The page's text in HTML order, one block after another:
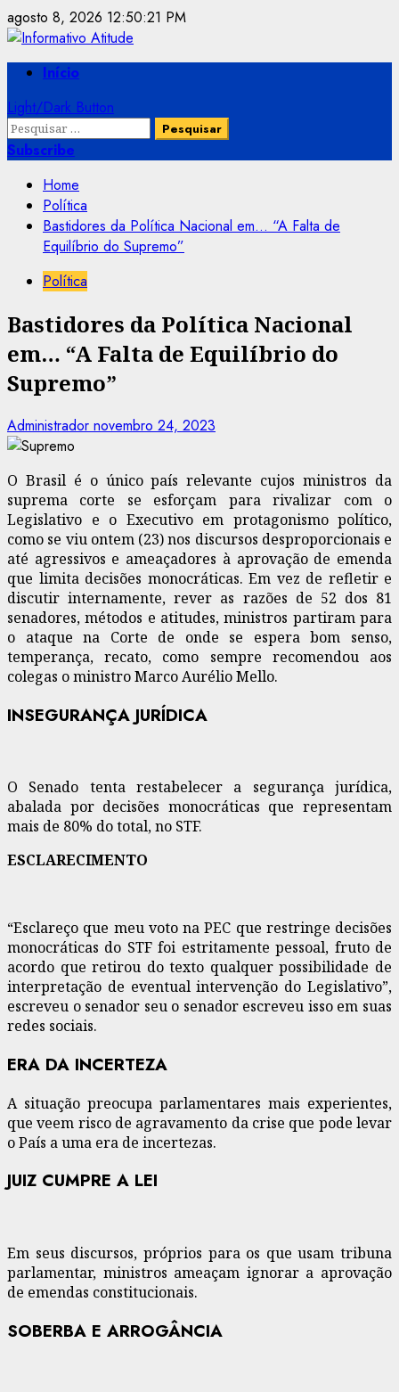
Skip
to
content
agosto 8, 2026 12:50:21 PM
PrimaryInício
Light/Dark Button
Pesquisar
por:
Subscribe
Home
Política
Bastidores da Política Nacional em… “A Falta de
Equilíbrio do Supremo”
Política
Bastidores da Política Nacional
em… “A Falta de Equilíbrio do
Supremo”
Administrador novembro 24, 2023
O Brasil é o único país relevante cujos ministros da
suprema corte se esforçam para rivalizar com o
Legislativo e o Executivo em protagonismo político,
como se viu ontem (23) nos discursos desproporcionais e
até agressivos e ameaçadores à aprovação de emenda
que limita decisões monocráticas. Em vez de refletir e
discutir internamente, rever as razões de 52 dos 81
senadores, métodos e atitudes, ministros partiram para
o ataque na Corte de onde se espera bom senso,
temperança, recato, como sempre recomendou aos
colegas o ministro Marco Aurélio Mello.
INSEGURANÇA JURÍDICA
O Senado tenta restabelecer a segurança jurídica,
abalada por decisões monocráticas que representam
mais de 80% do total, no STF.
ESCLARECIMENTO
“Esclareço que meu voto na PEC que restringe decisões
monocráticas do STF foi estritamente pessoal, fruto de
acordo que retirou do texto qualquer possibilidade de
interpretação de eventual intervenção do Legislativo”,
escreveu o senador seu o senador escreveu isso em suas
redes sociais.
ERA DA INCERTEZA
A situação preocupa parlamentares mais experientes,
que veem risco de agravamento da crise que pode levar
o País a uma era de incertezas.
JUIZ CUMPRE A LEI
Em seus discursos, próprios para os que usam tribuna
parlamentar, ministros ameaçam ignorar a aprovação
de emendas constitucionais.
SOBERBA E ARROGÂNCIA